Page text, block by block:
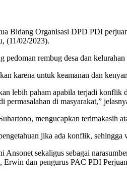
Organisasi DPD PDI
(11/02/2023).
pedoman rembug desa dan
karena untuk keamanan dan
lebih paham apabila terjadi
permasalahan di masyarakat,”
mengucapkan terimakasih
jika ada konflik,
sekaligus sebagai
dan pengurus PAC PDI